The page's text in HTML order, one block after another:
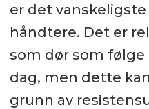
er det
håndtere. Det er
som dør som følge
dag, men dette
grunn av